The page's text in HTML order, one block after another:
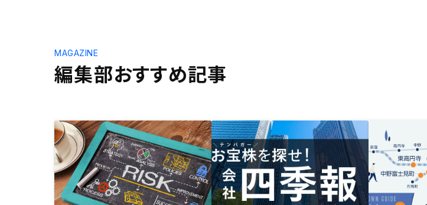
編集部おすすめ記事
MAGAZINE